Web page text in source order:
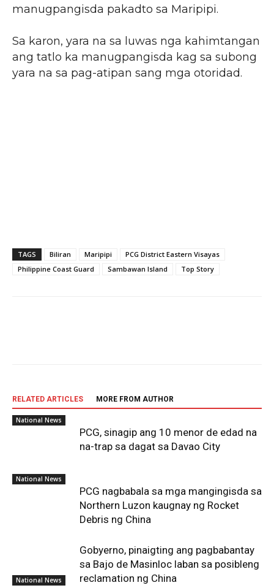
manugpangisda pakadto sa Maripipi.
Sa karon, yara na sa luwas nga kahimtangan
ang tatlo ka manugpangisda kag sa subong
yara na sa pag-atipan sang mga otoridad.
TAGS Biliran Maripipi
PCG District Eastern Visayas
Philippine Coast Guard
Sambawan Island Top Story
RELATED ARTICLES MORE FROM AUTHOR
National News
PCG, sinagip ang 10 menor de edad na
na-trap sa dagat sa Davao City
National News
PCG nagbabala sa mga mangingisda sa
Northern Luzon kaugnay ng Rocket
Debris ng China
Gobyerno, pinaigting ang pagbabantay
sa Bajo de Masinloc laban sa posibleng
reclamation ng China